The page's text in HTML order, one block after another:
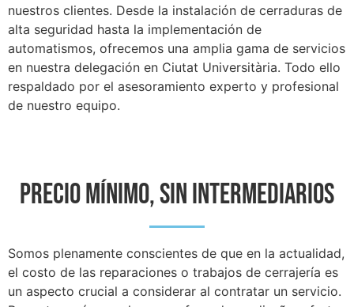
nuestros clientes. Desde la instalación de cerraduras de
alta seguridad hasta la implementación de
automatismos, ofrecemos una amplia gama de servicios
en nuestra delegación en Ciutat Universitària. Todo ello
respaldado por el asesoramiento experto y profesional
de nuestro equipo.
PRECIO MÍNIMO, SIN INTERMEDIARIOS
Somos plenamente conscientes de que en la actualidad,
el costo de las reparaciones o trabajos de cerrajería es
un aspecto crucial a considerar al contratar un servicio.